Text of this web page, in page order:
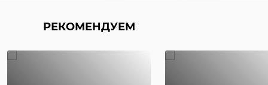
РЕКОМЕНДУЕМ